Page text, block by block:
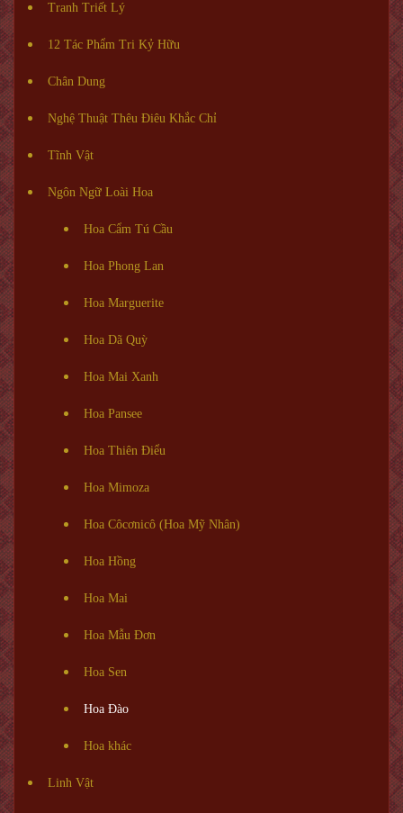
Tranh Triết Lý
12 Tác Phẩm Tri Kỷ Hữu
Chân Dung
Nghệ Thuật Thêu Điêu Khắc Chỉ
Tĩnh Vật
Ngôn Ngữ Loài Hoa
Hoa Cẩm Tú Cầu
Hoa Phong Lan
Hoa Marguerite
Hoa Dã Quỳ
Hoa Mai Xanh
Hoa Pansee
Hoa Thiên Điểu
Hoa Mimoza
Hoa Côcơnicô (Hoa Mỹ Nhân)
Hoa Hồng
Hoa Mai
Hoa Mẫu Đơn
Hoa Sen
Hoa Đào
Hoa khác
Linh Vật